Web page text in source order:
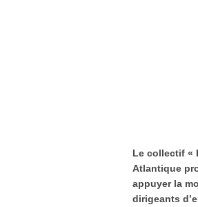
Le collectif «
Atlantique
appuyer la
dirigeants